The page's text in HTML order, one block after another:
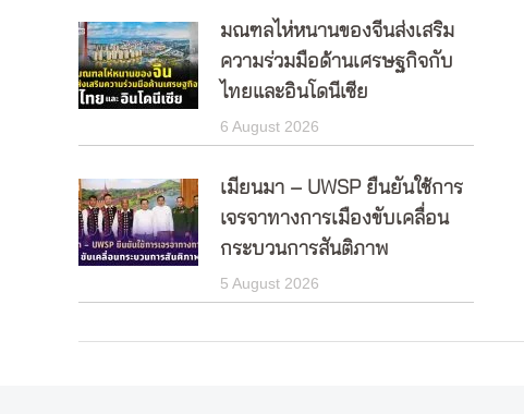
มณฑลไห่หนานของจีนส่งเสริม
ความร่วมมือด้านเศรษฐกิจกับ
ไทยและอินโดนีเซีย
6 August 2026
เมียนมา – UWSP ยืนยันใช้การ
เจรจาทางการเมืองขับเคลื่อน
กระบวนการสันติภาพ
5 August 2026